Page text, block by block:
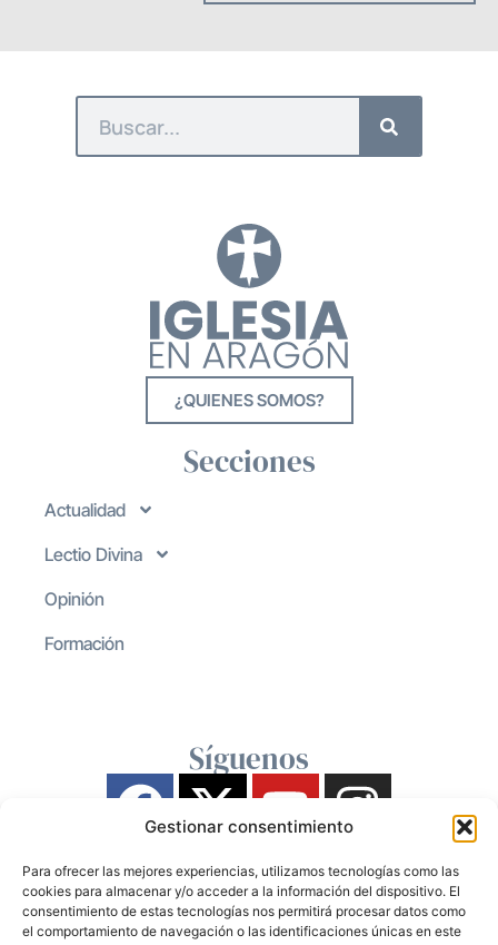
Gestionar consentimiento
Para ofrecer las mejores experiencias, utilizamos tecnologías como las
cookies para almacenar y/o acceder a la información del dispositivo. El
consentimiento de estas tecnologías nos permitirá procesar datos como
el comportamiento de navegación o las identificaciones únicas en este
¿QUIENES SOMOS?
Secciones
Actualidad
Lectio Divina
Opinión
Formación
Síguenos